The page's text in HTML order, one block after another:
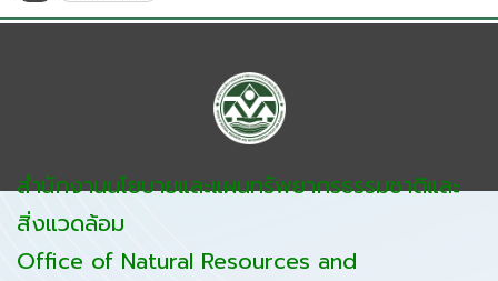
สำนักงานนโยบายและแผนทรัพยากรธรรมชาติและ
สิ่งแวดล้อม
Office of Natural Resources and